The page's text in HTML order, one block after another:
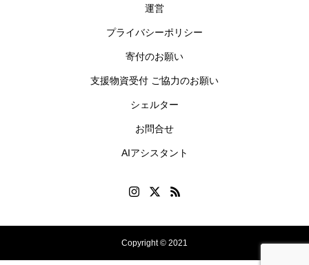
運営
プライバシーポリシー
寄付のお願い
支援物資受付 ご協力のお願い
シェルター
お問合せ
AIアシスタント
Copyright © 2021